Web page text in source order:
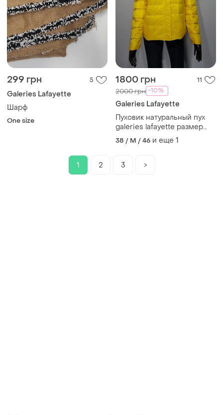
299 грн 5
Galeries Lafayette
Шарф
One size
1800 грн 11
2000 грн -10%
Galeries Lafayette
Пуховик натуральный пух
galeries lafayette размер
s/m
38 / M / 46 и еще 1
1 2 3 >